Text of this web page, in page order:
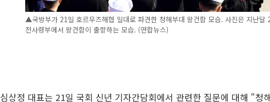
▲국방부가 21일 호르무즈해협 일대로 파견한 청해부대 왕건함 모습. 사진은 지난달
전사령부에서 왕건함이 출항하는 모습. (연합뉴스)
심상정 대표는 21일 국회 신년 기자간담회에서 관련한 질문에 대해 "청